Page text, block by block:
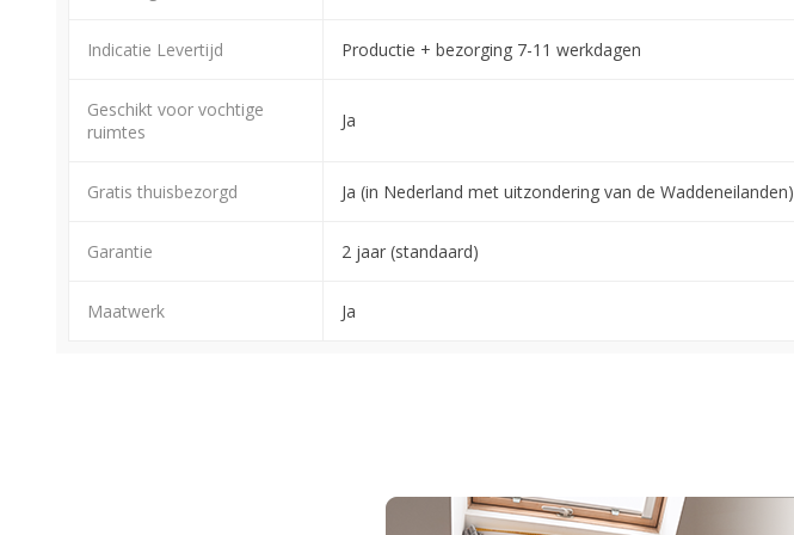
Indicatie Levertijd Productie + bezorging 7-11 werkdagen
Geschikt voor vochtige
ruimtes
Ja
Gratis thuisbezorgd Ja (in Nederland met uitzondering van de Waddeneilanden)
Garantie 2 jaar (standaard)
Maatwerk Ja